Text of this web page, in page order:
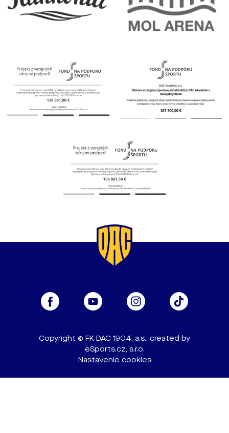
Copyright © FK DAC 1904, a.s., created by
eSports.cz, s.r.o.
Nastavenie cookies